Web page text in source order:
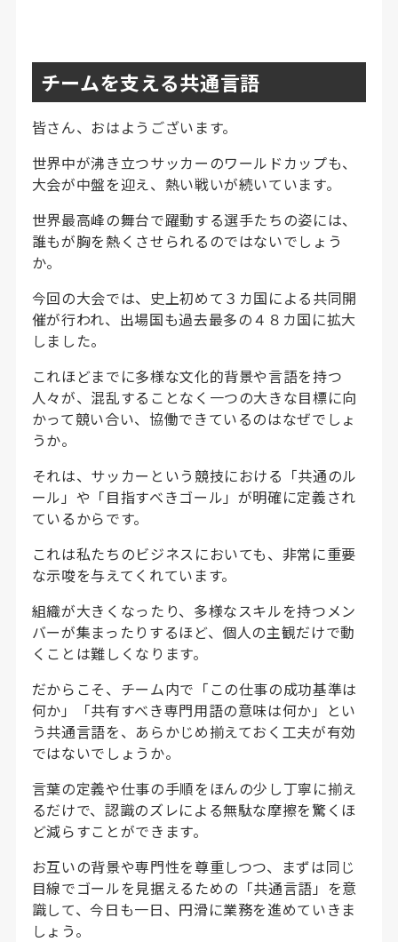
チームを支える共通言語
皆さん、おはようございます。
世界中が沸き立つサッカーのワールドカップも、
大会が中盤を迎え、熱い戦いが続いています。
世界最高峰の舞台で躍動する選手たちの姿には、
誰もが胸を熱くさせられるのではないでしょう
か。
今回の大会では、史上初めて３カ国による共同開
催が行われ、出場国も過去最多の４８カ国に拡大
しました。
これほどまでに多様な文化的背景や言語を持つ
人々が、混乱することなく一つの大きな目標に向
かって競い合い、協働できているのはなぜでしょ
うか。
それは、サッカーという競技における「共通のル
ール」や「目指すべきゴール」が明確に定義され
ているからです。
これは私たちのビジネスにおいても、非常に重要
な示唆を与えてくれています。
組織が大きくなったり、多様なスキルを持つメン
バーが集まったりするほど、個人の主観だけで動
くことは難しくなります。
だからこそ、チーム内で「この仕事の成功基準は
何か」「共有すべき専門用語の意味は何か」とい
う共通言語を、あらかじめ揃えておく工夫が有効
ではないでしょうか。
言葉の定義や仕事の手順をほんの少し丁寧に揃え
るだけで、認識のズレによる無駄な摩擦を驚くほ
ど減らすことができます。
お互いの背景や専門性を尊重しつつ、まずは同じ
目線でゴールを見据えるための「共通言語」を意
識して、今日も一日、円滑に業務を進めていきま
しょう。